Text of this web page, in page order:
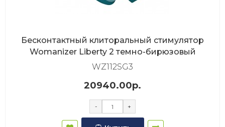
Бесконтактный клиторальный стимулятор
Womanizer Liberty 2 темно-бирюзовый
WZ112SG3
20940.00р.
- +